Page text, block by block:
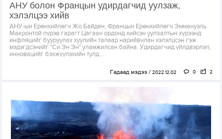
АНУ болон Францын удирдагчид уулзаж,
хэлэлцээ хийв
АНУ-ын Ерөнхийлөгч Жо Байден, Францын Ерөнхийлөгч Эммануэль
Макронтой пүрэв гарагт Цагаан ордонд хийсэн уулзалтын хүрээнд
инфляцийг бууруулах хуулийн талаар нарийвчлан хэлэлцсэн гэж
мэдэгдсэнийг "Си Эн Эн" уламжилсан байна. Удирдагчид үйлдвэрлэл,
инновацийг бэхжүүлэхийн тулд...
Гадаад мэдээ 2022.12.02 0 2